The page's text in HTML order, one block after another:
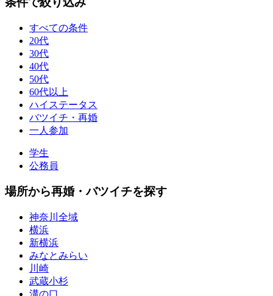
すべての条件
20代
30代
40代
50代
60代以上
ハイステータス
バツイチ・再婚
一人参加
学生
公務員
場所から再婚・バツイチを探す
神奈川全域
横浜
新横浜
みなとみらい
川崎
武蔵小杉
溝の口